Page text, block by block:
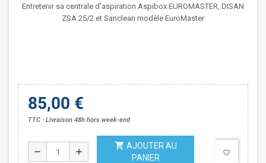
Entretenir sa centrale d'aspiration Aspibox EUROMASTER, DISAN
ZSA 25/2 et Sanclean modèle EuroMaster
85,00 €
TTC Livraison 48h hors week-end
remove add
shopping_cart AJOUTER AU
PANIER
favorite_border